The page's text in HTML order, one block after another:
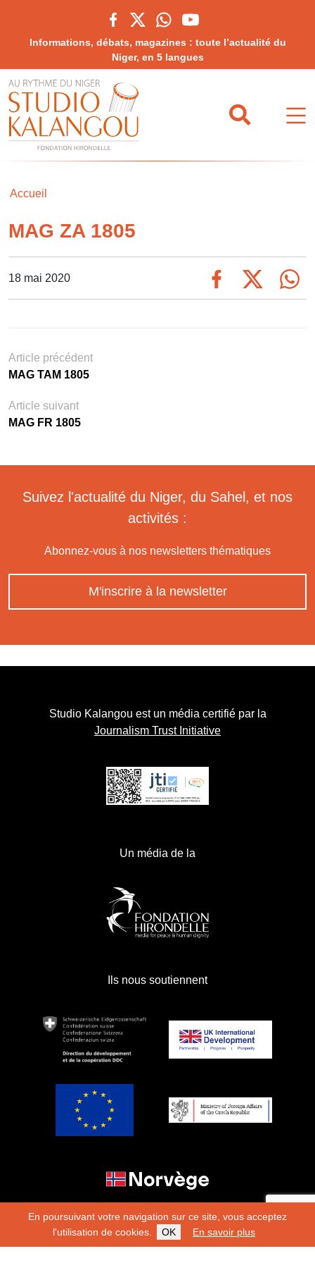
En poursuivant votre navigation sur ce site, vous acceptez
l'utilisation de cookies.
OK En savoir plus
Informations, débats, magazines : toute l’actualité du
Niger, en 5 langues
Accueil
MAG ZA 1805
18 mai 2020
Article précédent
MAG TAM 1805
Article suivant
MAG FR 1805
Suivez l'actualité du Niger, du Sahel, et nos
activités :
Abonnez-vous à nos newsletters thématiques
M'inscrire à la newsletter
Studio Kalangou est un média certifié par la
Journalism Trust Initiative
Un média de la
Ils nous soutiennent